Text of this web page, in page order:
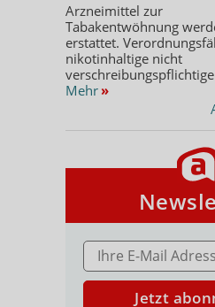
Arzneimittel zur
Tabakentwöhnung
erstattet.
nikotinhaltige nicht
Mehr »
E-MAIL ADRESSE
Jetzt